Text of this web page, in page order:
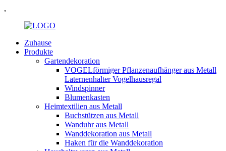
,
Zuhause
Produkte
Gartendekoration
VOGELförmiger Pflanzenaufhänger aus Metall
Laternenhalter Vogelhausregal
Windspinner
Blumenkasten
Heimtextilien aus Metall
Buchstützen aus Metall
Wanduhr aus Metall
Wanddekoration aus Metall
Haken für die Wanddekoration